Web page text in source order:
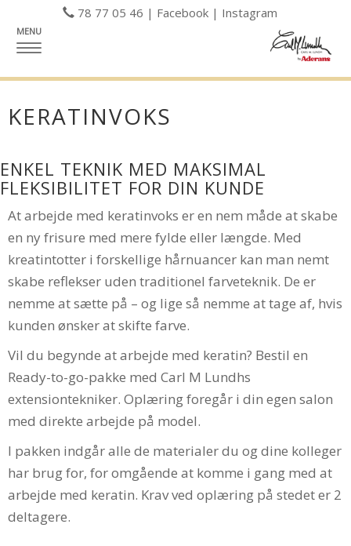
78 77 05 46 | Facebook| Instagram
MENU
VIS
MENU
KERATINVOKS
ENKEL TEKNIK MED MAKSIMAL
FLEKSIBILITET FOR DIN KUNDE
At arbejde med keratinvoks er en nem måde at skabe
en ny frisure med mere fylde eller længde. Med
kreatintotter i forskellige hårnuancer kan man nemt
skabe reflekser uden traditionel farveteknik. De er
nemme at sætte på – og lige så nemme at tage af, hvis
kunden ønsker at skifte farve.
Vil du begynde at arbejde med keratin? Bestil en
Ready-to-go-pakke med Carl M Lundhs
extensiontekniker. Oplæring foregår i din egen salon
med direkte arbejde på model.
I pakken indgår alle de materialer du og dine kolleger
har brug for, for omgående at komme i gang med at
arbejde med keratin. Krav ved oplæring på stedet er 2
deltagere.